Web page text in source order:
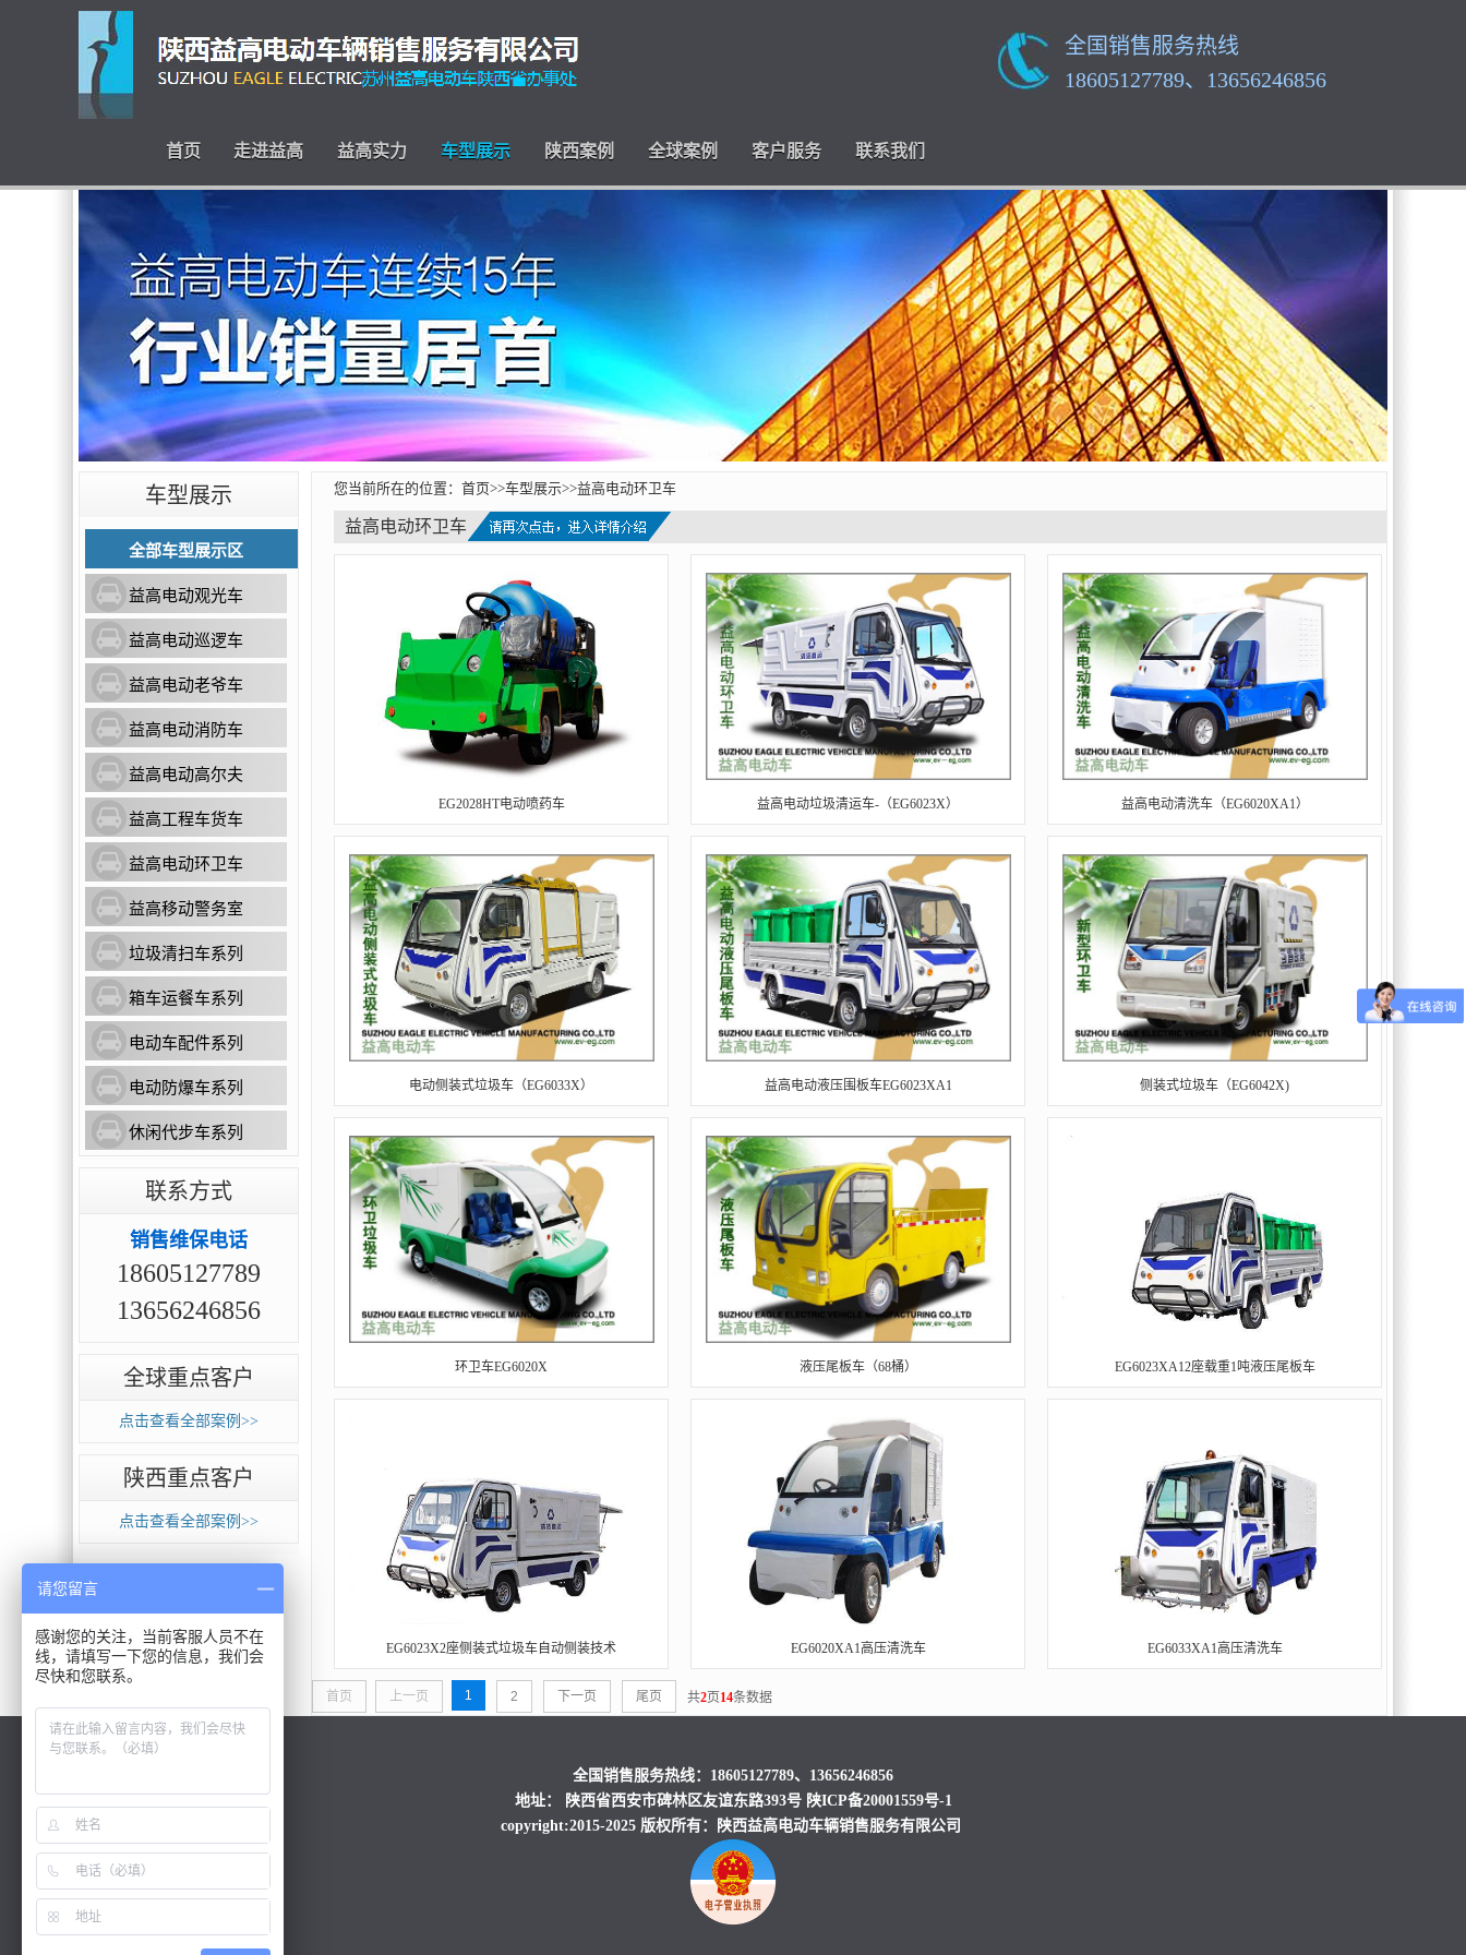
全国销售服务热线
18605127789、13656246856
首页 走进益高 益高实力 车型展示 陕西案例 全球案例 客户服务 联系我们
车型展示
全部车型展示区
益高电动观光车
益高电动巡逻车
益高电动老爷车
益高电动消防车
益高电动高尔夫
益高工程车货车
益高电动环卫车
益高移动警务室
垃圾清扫车系列
箱车运餐车系列
电动车配件系列
电动防爆车系列
休闲代步车系列
联系方式
销售维保电话
18605127789
13656246856
全球重点客户
点击查看全部案例>>
陕西重点客户
点击查看全部案例>>
您当前所在的位置： 首页>>车型展示>>益高电动环卫车
益高电动环卫车
EG2028HT电动喷药车 益高电动垃圾清运车-（EG6023X） 益高电动清洗车（EG6020XA1）
电动侧装式垃圾车（EG6033X） 益高电动液压围板车EG6023XA1 侧装式垃圾车（EG6042X)
环卫车EG6020X 液压尾板车（68桶） EG6023XA12座载重1吨液压尾板车
EG6023X2座侧装式垃圾车自动侧装技术 EG6020XA1高压清洗车 EG6033XA1高压清洗车
首页 上一页 1 2 下一页 尾页 共2页14条数据
全国销售服务热线：18605127789、13656246856
地址： 陕西省西安市碑林区友谊东路393号 陕ICP备20001559号-1
copyright:2015-2025 版权所有：陕西益高电动车辆销售服务有限公司
请您留言
感谢您的关注，当前客服人员不在
线，请填写一下您的信息，我们会
尽快和您联系。